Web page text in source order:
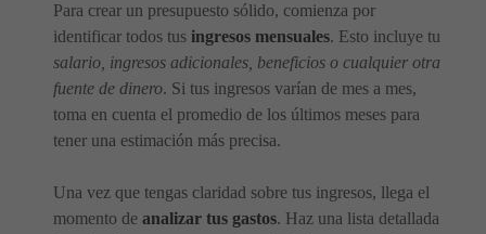
Para crear un presupuesto sólido, comienza por
identificar todos tus ingresos mensuales. Esto incluye tu
salario, ingresos adicionales, beneficios o cualquier otra
fuente de dinero. Si tus ingresos varían de mes a mes,
toma en cuenta el promedio de los últimos meses para
tener una estimación más precisa.
Una vez que tengas claridad sobre tus ingresos, llega el
momento de analizar tus gastos. Haz una lista detallada